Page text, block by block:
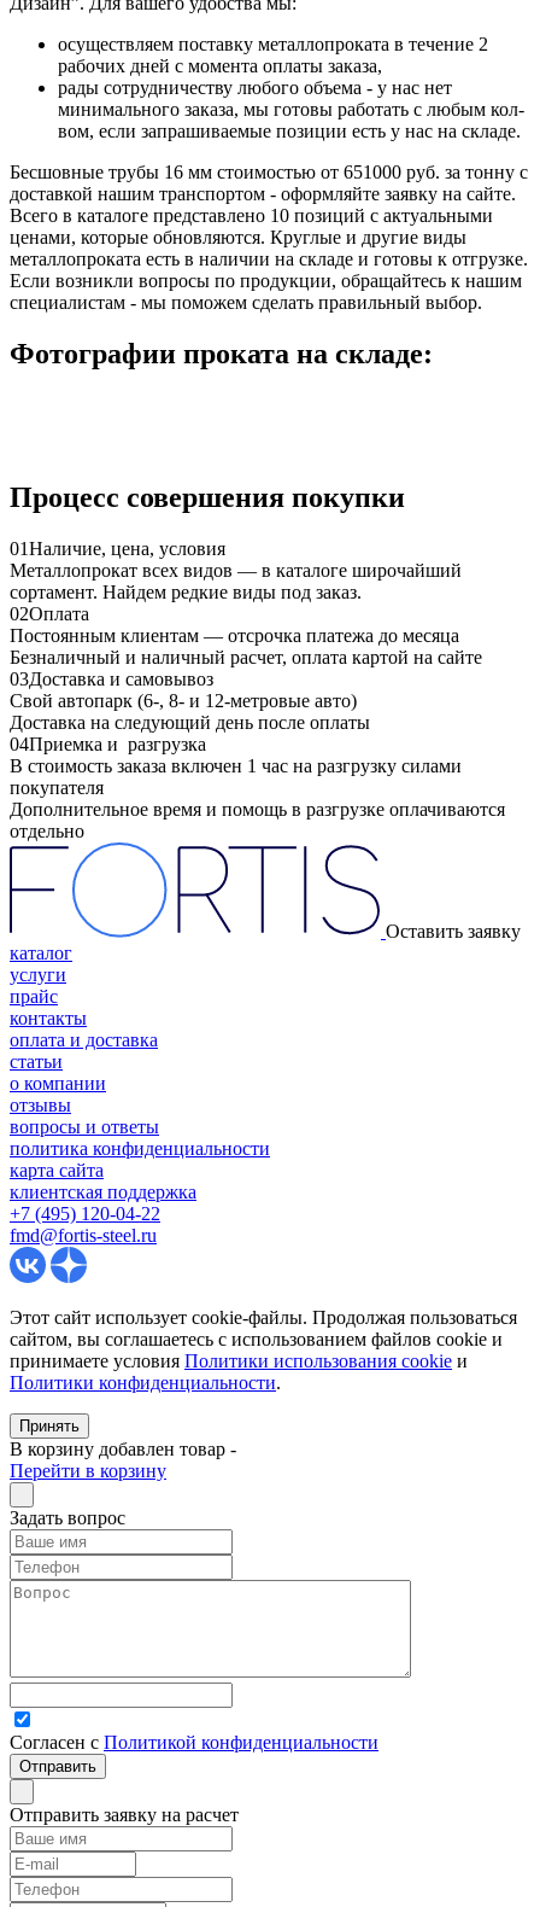
осуществляем поставку металлопроката в течение 2
рабочих дней с момента оплаты заказа,
рады сотрудничеству любого объема - у нас нет
минимального заказа, мы готовы работать с любым кол-
вом, если запрашиваемые позиции есть у нас на складе.
Бесшовные трубы 16 мм стоимостью от 651000 руб. за тонну с
доставкой нашим транспортом - оформляйте заявку на сайте.
Всего в каталоге представлено 10 позиций с актуальными
ценами, которые обновляются. Круглые и другие виды
металлопроката есть в наличии на складе и готовы к отгрузке.
Если возникли вопросы по продукции, обращайтесь к нашим
специалистам - мы поможем сделать правильный выбор.
Фотографии проката на складе:
Процесс совершения покупки
01Наличие, цена, условия
Металлопрокат всех видов — в каталоге широчайший
сортамент. Найдем редкие виды под заказ.
02Оплата
Постоянным клиентам — отсрочка платежа до месяца
Безналичный и наличный расчет, оплата картой на сайте
03Доставка и самовывоз
Свой автопарк (6-, 8- и 12-метровые авто)
Доставка на следующий день после оплаты
04Приемка и разгрузка
В стоимость заказа включен 1 час на разгрузку силами
покупателя
Дополнительное время и помощь в разгрузке оплачиваются
отдельно
Оставить заявку
каталог
услуги
прайс
контакты
оплата и доставка
статьи
о компании
отзывы
вопросы и ответы
политика конфиденциальности
карта сайта
клиентская поддержка
+7 (495) 120-04-22
fmd@fortis-steel.ru
Этот сайт использует cookie-файлы. Продолжая пользоваться
сайтом, вы соглашаетесь с использованием файлов cookie и
принимаете условия Политики использования cookie и
Политики конфиденциальности.
Принять
В корзину добавлен товар -
Перейти в корзину
Задать вопрос
Согласен с Политикой конфиденциальности
Отправить заявку на расчет